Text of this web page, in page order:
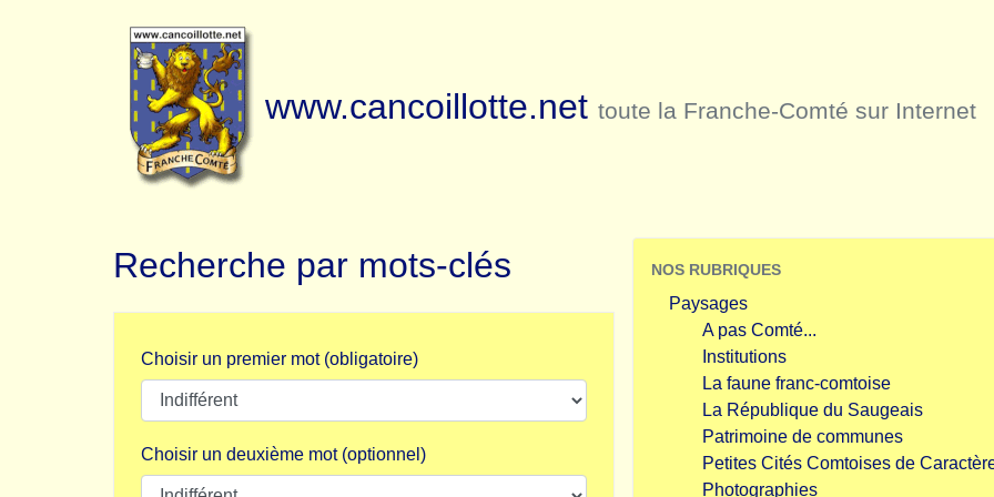
www.cancoillotte.net toute la Franche-Comté sur Internet
Recherche par mots-clés
Choisir un premier mot (obligatoire)
Choisir un deuxième mot (optionnel)
NOS RUBRIQUES
Paysages
A pas Comté...
Institutions
La faune franc-comtoise
La République du Saugeais
Patrimoine de communes
Petites Cités Comtoises de
Photographies